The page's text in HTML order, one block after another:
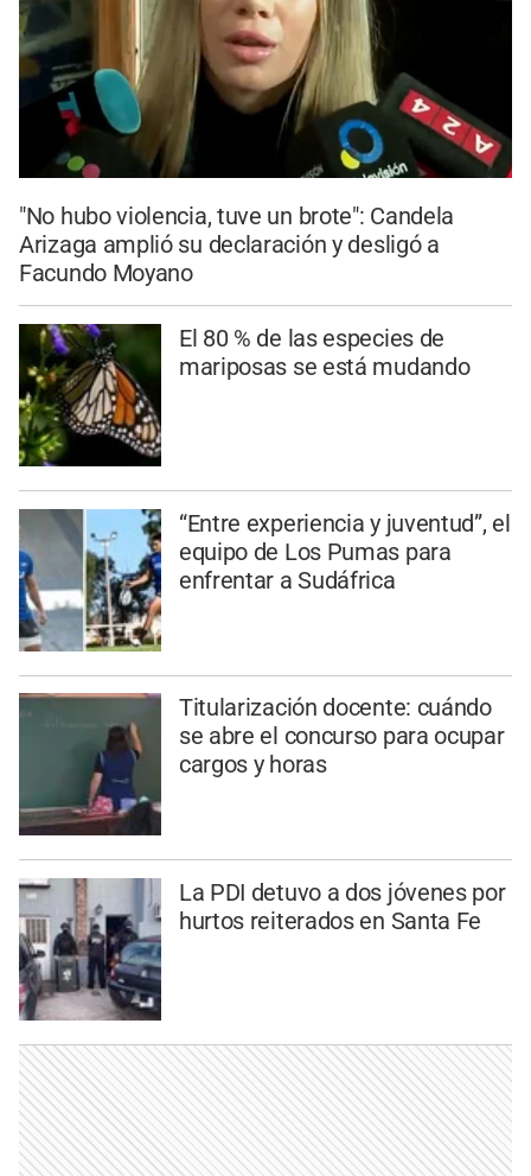
"No hubo violencia, tuve un brote": Candela
Arizaga amplió su declaración y desligó a
Facundo Moyano
El 80 % de las especies de
mariposas se está mudando
“Entre experiencia y juventud”, el
equipo de Los Pumas para
enfrentar a Sudáfrica
Titularización docente: cuándo
se abre el concurso para ocupar
cargos y horas
La PDI detuvo a dos jóvenes por
hurtos reiterados en Santa Fe